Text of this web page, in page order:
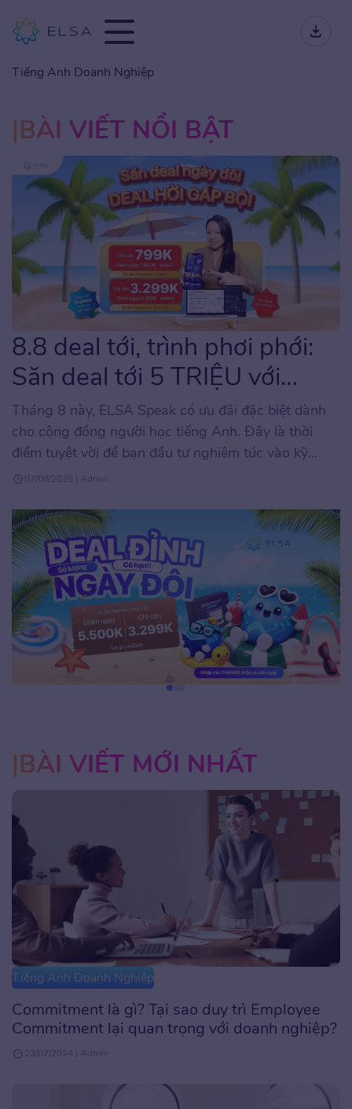
Tiếng Anh Doanh Nghiệp
BÀI VIẾT NỔI BẬT
8.8 deal tới, trình phơi phới:
Săn deal tới 5 TRIỆU với
ELSA Speak
Tháng 8 này, ELSA Speak có ưu đãi đặc biệt dành
cho cộng đồng người học tiếng Anh. Đây là thời
điểm tuyệt vời để bạn đầu tư nghiêm túc vào kỹ
năng phát âm và giao tiếp tiếng Anh với mức chi phí
áp […]
07/08/2026 | Admin
BÀI VIẾT MỚI NHẤT
Tiếng Anh Doanh Nghiệp
Commitment là gì? Tại sao duy trì Employee
Commitment lại quan trọng với doanh nghiệp?
23/07/2024 | Admin